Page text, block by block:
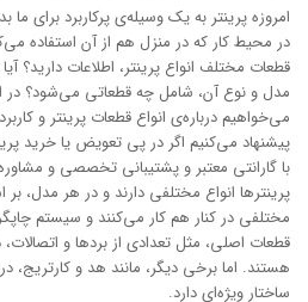
امروزه پرینتر به یک وسیله‌ی پرکاربرد برای
در محیط کار که در منزل هم از آن استفاده
قطعات مختلف انواع پرینتر، اطلاعات دارید؟
مدل و نوع آن، شامل چه قطعاتی می‌شود؟
می‌خواهیم درباره‌ی انواع قطعات پرینتر و
پیشنهاد می‌کنیم اگر در پی تعویض یا خرید
با گارانتی معتبر و پشتیبانی تخصصی و
پرینترها انواع مختلفی دارند و در هر مدل،
مختلفی در کنار هم کار می‌کنند و سیستم
قطعات اصلی، مثل تعدادی از بردها و
هستند. اما برخی دیگر، مانند هد و کارتریج،
ساختار ویژه‌ای دارد.